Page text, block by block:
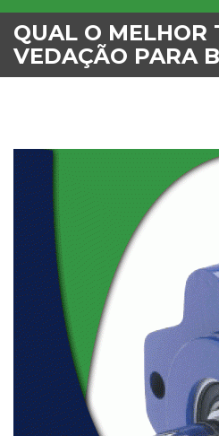
QUAL O MELHOR
VEDAÇÃO PARA